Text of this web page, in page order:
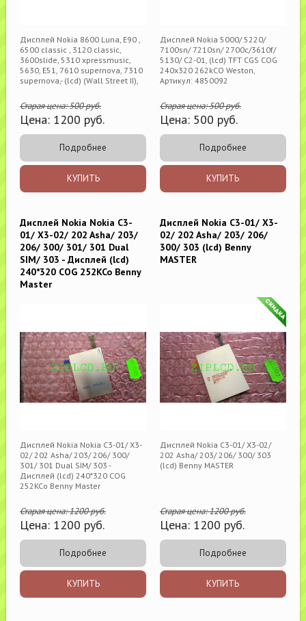
Дисплей Nokia 8600 Luna, E90 ,
6500 classic , 3120 classic,
3600slide, 5310 xpressmusic,
5630, E51, 7610 supernova, 7310
supernova,- (lcd) (Wall Street II),
Старая цена:500руб.
Цена: 1200 руб.
Подробнее
КУПИТЬ
Дисплей Nokia 5000/ 5220/
7100sn/ 7210sn/ 2700c/3610f/
5130/ C2-01, (lcd) TFT CGS COG
240x320 262kCO Weston,
Артикул: 4850092
Старая цена:500руб.
Цена: 500 руб.
Подробнее
КУПИТЬ
Дисплей Nokia Nokia C3-
01/ X3-02/ 202 Asha/ 203/
206/ 300/ 301/ 301 Dual
SIM/ 303 - Дисплей (lcd)
240*320 COG 252KCo Benny
Master
Дисплей Nokia Nokia C3-01/ X3-
02/ 202 Asha/ 203/ 206/ 300/
301/ 301 Dual SIM/ 303 -
Дисплей (lcd) 240*320 COG
252KCo Benny Master
Старая цена:1200руб.
Цена: 1200 руб.
Подробнее
КУПИТЬ
Дисплей Nokia C3-01/ X3-
02/ 202 Asha/ 203/ 206/
300/ 303 (lcd) Benny
MASTER
Дисплей Nokia C3-01/ X3-02/
202 Asha/ 203/ 206/ 300/ 303
(lcd) Benny MASTER
Старая цена:1200руб.
Цена: 1200 руб.
Подробнее
КУПИТЬ